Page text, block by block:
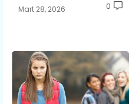
Mart 28, 2026 0